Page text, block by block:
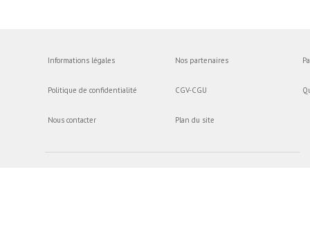
Informations légales
Politique de confidentialité
Nous contacter
Nos partenaires
CGV-CGU
Plan du site